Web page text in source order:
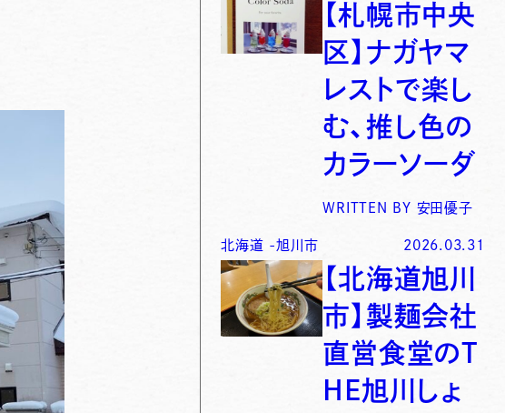
【札幌市中央
区】ナガヤマ
レストで楽し
む、推し色の
カラーソーダ
WRITTEN BY 安田優子
北海道 -旭川市 2026.03.31
【北海道旭川
市】製麺会社
直営食堂のT
HE旭川しょ